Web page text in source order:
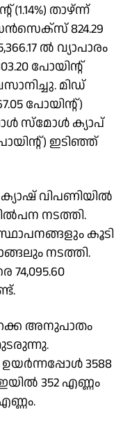
(1.14%) താഴ്ന്ന്
824.29
ൽ വ്യാപാരം
പോയിൻ്റ്
മിഡ്
പോയിൻ്റ്)
സ്മോൾ ക്യാപ്
ഇടിഞ്ഞ്
ക്യാഷ് വിപണിയിൽ
നടത്തി.
കൂടി
നടത്തി.
അനുപാതം
3588
352 എണ്ണം